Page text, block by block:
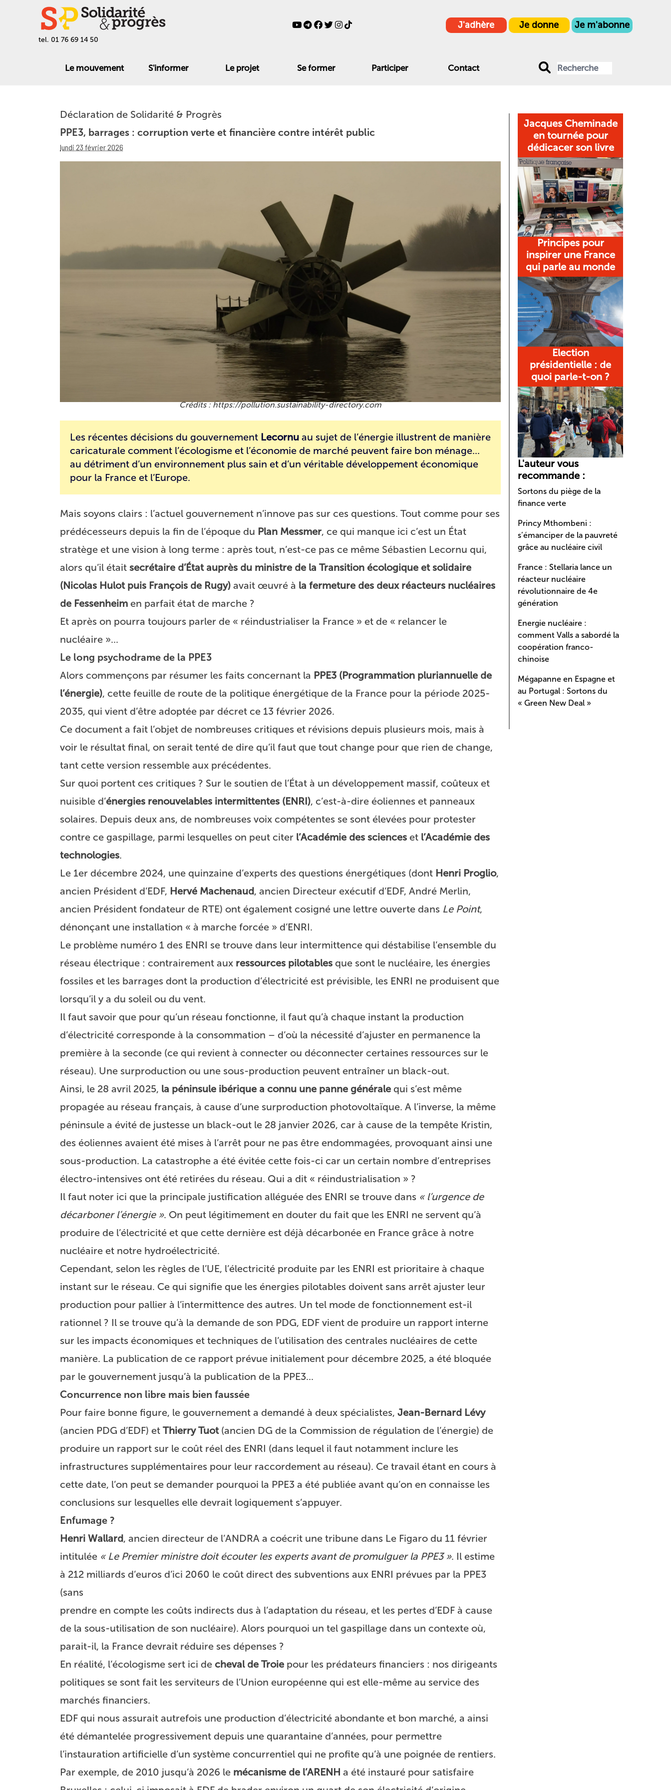
tel. 01 76 69 14 50
J'adhère Je donne Je m'abonne
Le mouvement S'informer Le projet Se former Participer Contact
Déclaration de Solidarité & Progrès
PPE3, barrages : corruption verte et financière contre intérêt public
lundi 23 février 2026
https://pollution.sustainability-directory.com
Les récentes décisions du gouvernement Lecornu au sujet de l’énergie illustrent de manière
caricaturale comment l’écologisme et l’économie de marché peuvent faire bon ménage...
au détriment d’un environnement plus sain et d’un véritable développement économique
pour la France et l’Europe.
Mais soyons clairs : l’actuel gouvernement n’innove pas sur ces questions. Tout comme pour ses
prédécesseurs depuis la fin de l’époque du Plan Messmer, ce qui manque ici c’est un État
stratège et une vision à long terme : après tout, n’est-ce pas ce même Sébastien Lecornu qui,
alors qu’il était secrétaire d’État auprès du ministre de la Transition écologique et solidaire
(Nicolas Hulot puis François de Rugy) avait œuvré à la fermeture des deux réacteurs nucléaires
de Fessenheim en parfait état de marche ?
Et après on pourra toujours parler de « réindustrialiser la France » et de « relancer le
nucléaire »...
Le long psychodrame de la PPE3
Alors commençons par résumer les faits concernant la PPE3 (Programmation pluriannuelle de
l’énergie), cette feuille de route de la politique énergétique de la France pour la période 2025-
2035, qui vient d’être adoptée par décret ce 13 février 2026.
Ce document a fait l’objet de nombreuses critiques et révisions depuis plusieurs mois, mais à
voir le résultat final, on serait tenté de dire qu’il faut que tout change pour que rien de change,
tant cette version ressemble aux précédentes.
Sur quoi portent ces critiques ? Sur le soutien de l’État à un développement massif, coûteux et
nuisible d’énergies renouvelables intermittentes (ENRI), c’est-à-dire éoliennes et panneaux
solaires. Depuis deux ans, de nombreuses voix compétentes se sont élevées pour protester
contre ce gaspillage, parmi lesquelles on peut citer l’Académie des sciences et l’Académie des
technologies.
Le 1er décembre 2024, une quinzaine d’experts des questions énergétiques (dont Henri Proglio,
ancien Président d’EDF, Hervé Machenaud, ancien Directeur exécutif d’EDF, André Merlin,
ancien Président fondateur de RTE) ont également cosigné une lettre ouverte dans Le Point,
dénonçant une installation « à marche forcée » d’ENRI.
Le problème numéro 1 des ENRI se trouve dans leur intermittence qui déstabilise l’ensemble du
réseau électrique : contrairement aux ressources pilotables que sont le nucléaire, les énergies
fossiles et les barrages dont la production d’électricité est prévisible, les ENRI ne produisent que
lorsqu’il y a du soleil ou du vent.
Il faut savoir que pour qu’un réseau fonctionne, il faut qu’à chaque instant la production
d’électricité corresponde à la consommation – d’où la nécessité d’ajuster en permanence la
première à la seconde (ce qui revient à connecter ou déconnecter certaines ressources sur le
réseau). Une surproduction ou une sous-production peuvent entraîner un black-out.
Ainsi, le 28 avril 2025, la péninsule ibérique a connu une panne générale qui s’est même
propagée au réseau français, à cause d’une surproduction photovoltaïque. A l’inverse, la même
péninsule a évité de justesse un black-out le 28 janvier 2026, car à cause de la tempête Kristin,
des éoliennes avaient été mises à l’arrêt pour ne pas être endommagées, provoquant ainsi une
sous-production. La catastrophe a été évitée cette fois-ci car un certain nombre d’entreprises
électro-intensives ont été retirées du réseau. Qui a dit « réindustrialisation » ?
Il faut noter ici que la principale justification alléguée des ENRI se trouve dans « l’urgence de
décarboner l’énergie ». On peut légitimement en douter du fait que les ENRI ne servent qu’à
produire de l’électricité et que cette dernière est déjà décarbonée en France grâce à notre
nucléaire et notre hydroélectricité.
Cependant, selon les règles de l’UE, l’électricité produite par les ENRI est prioritaire à chaque
instant sur le réseau. Ce qui signifie que les énergies pilotables doivent sans arrêt ajuster leur
production pour pallier à l’intermittence des autres. Un tel mode de fonctionnement est-il
rationnel ? Il se trouve qu’à la demande de son PDG, EDF vient de produire un rapport interne
sur les impacts économiques et techniques de l’utilisation des centrales nucléaires de cette
manière. La publication de ce rapport prévue initialement pour décembre 2025, a été bloquée
par le gouvernement jusqu’à la publication de la PPE3...
Concurrence non libre mais bien faussée
Pour faire bonne figure, le gouvernement a demandé à deux spécialistes, Jean-Bernard Lévy
(ancien PDG d’EDF) et Thierry Tuot(ancien DG de la Commission de régulation de l’énergie) de
produire un rapport sur le coût réel des ENRI (dans lequel il faut notamment inclure les
infrastructures supplémentaires pour leur raccordement au réseau). Ce travail étant en cours à
cette date, l’on peut se demander pourquoi la PPE3 a été publiée avant qu’on en connaisse les
conclusions sur lesquelles elle devrait logiquement s’appuyer.
Enfumage ?
Henri Wallard, ancien directeur de l’ANDRA a coécrit une tribune dans Le Figaro du 11 février
intitulée « Le Premier ministre doit écouter les experts avant de promulguer la PPE3 ». Il estime
à 212 milliards d’euros d’ici 2060 le coût direct des subventions aux ENRI prévues par la PPE3
(sans
prendre en compte les coûts indirects dus à l’adaptation du réseau, et les pertes d’EDF à cause
de la sous-utilisation de son nucléaire). Alors pourquoi un tel gaspillage dans un contexte où,
parait-il, la France devrait réduire ses dépenses ?
En réalité, l’écologisme sert ici de cheval de Troie pour les prédateurs financiers : nos dirigeants
politiques se sont fait les serviteurs de l’Union européenne qui est elle-même au service des
marchés financiers.
EDF qui nous assurait autrefois une production d’électricité abondante et bon marché, a ainsi
été démantelée progressivement depuis une quarantaine d’années, pour permettre
l’instauration artificielle d’un système concurrentiel qui ne profite qu’à une poignée de rentiers.
Par exemple, de 2010 jusqu’à 2026 le mécanisme de l’ARENH a été instauré pour satisfaire
Jacques Cheminade
en tournée pour
dédicacer son livre
Principes pour
inspirer une France
qui parle au monde
Election
présidentielle : de
quoi parle-t-on ?
L'auteur vous
recommande :
Sortons du piège de la
finance verte
Princy Mthombeni :
s’émanciper de la pauvreté
grâce au nucléaire civil
France : Stellaria lance un
réacteur nucléaire
révolutionnaire de 4e
génération
Energie nucléaire :
comment Valls a sabordé la
coopération franco-
chinoise
Mégapanne en Espagne et
au Portugal : Sortons du
« Green New Deal »